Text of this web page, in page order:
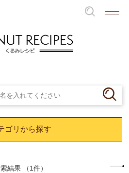
ゴリから探す
結果 （1件）